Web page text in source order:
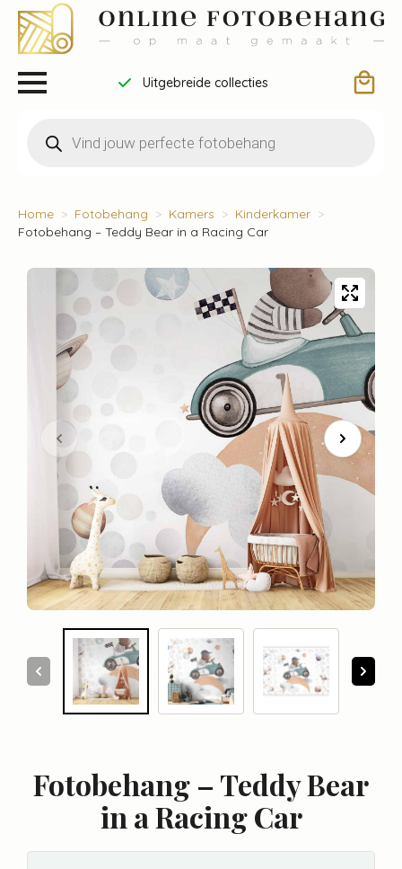
Uitgebreide collecties
zoeken
Home Fotobehang Kamers
Kinderkamer
Fotobehang – Teddy Bear in a Racing Car
Fotobehang – Teddy Bear
in a Racing Car